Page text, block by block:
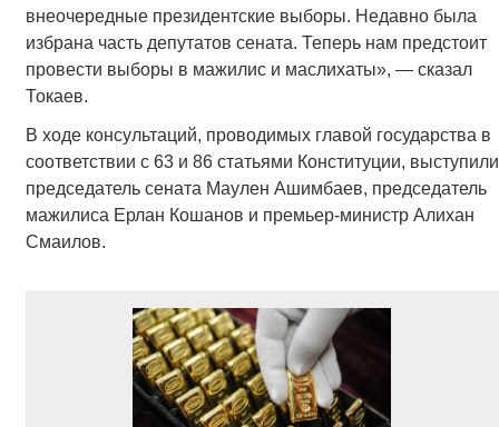
внеочередные президентские выборы. Недавно была
избрана часть депутатов сената. Теперь нам предстоит
провести выборы в мажилис и маслихаты», — сказал
Токаев.
В ходе консультаций, проводимых главой государства в
соответствии с 63 и 86 статьями Конституции, выступили
председатель сената Маулен Ашимбаев, председатель
мажилиса Ерлан Кошанов и премьер-министр Алихан
Смаилов.